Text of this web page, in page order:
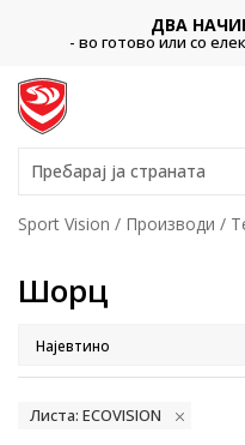
ДВА
- во готово или со
Пребарај ја страната
Sport Vision Производи
Шорц
Листа: ECOVISION